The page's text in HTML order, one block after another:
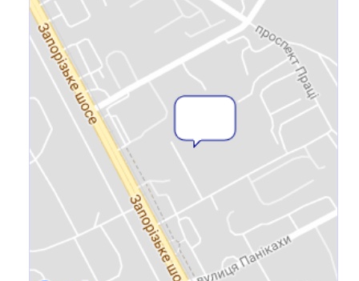
Посилання для мобільних
пристроїв